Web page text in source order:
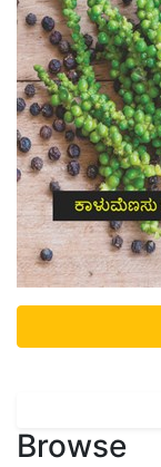
Browse